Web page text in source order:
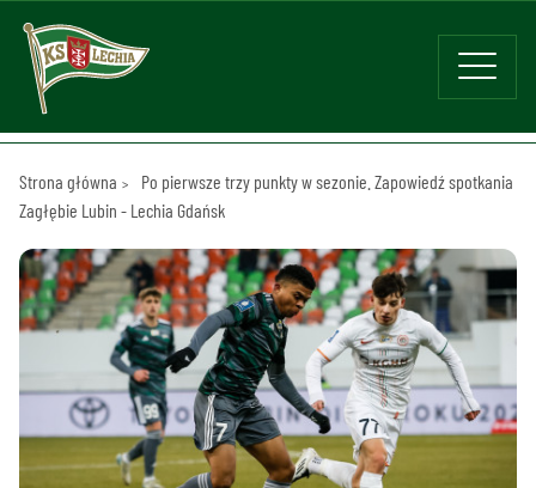
Strona główna
Po pierwsze trzy punkty w sezonie. Zapowiedź spotkania
Zagłębie Lubin - Lechia Gdańsk